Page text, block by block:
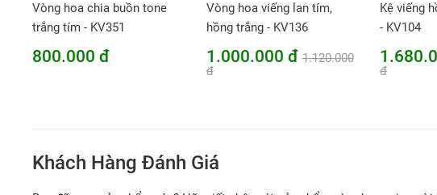
Vòng hoa chia buồn tone
trắng tím - KV351
800.000 đ
Vòng hoa viếng lan tím,
hồng trắng - KV136
1.000.000 đ 1.120.000
đ
Kệ viếng
- KV104
đ
Khách Hàng Đánh Giá